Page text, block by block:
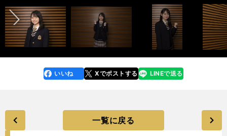
faceboo
k
いいね Xでポストする
line LINEで送る
一覧に戻る